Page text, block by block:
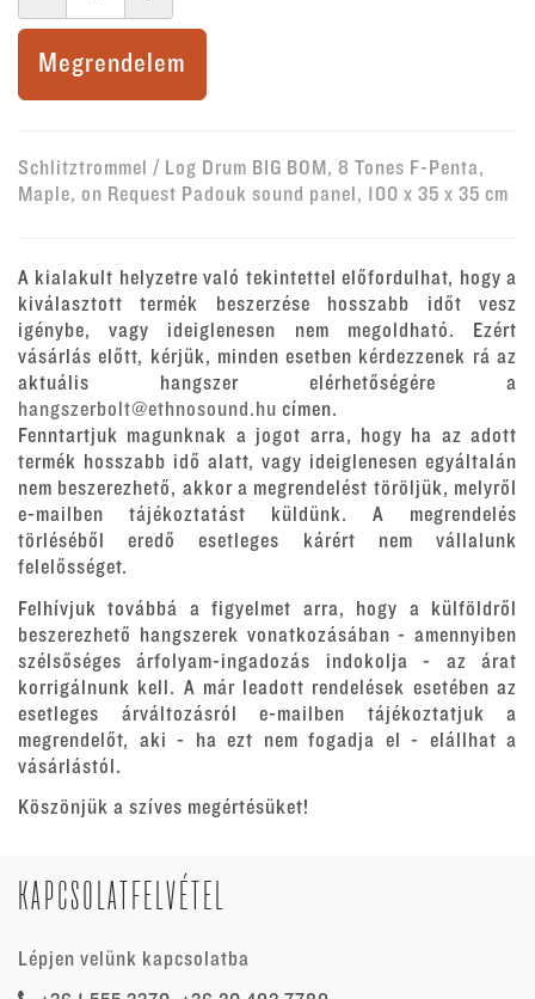
Megrendelem
Schlitztrommel / Log Drum BIG BOM, 8 Tones F-Penta,
Maple, on Request Padouk sound panel, 100 x 35 x 35 cm
A kialakult helyzetre való tekintettel előfordulhat, hogy a
kiválasztott termék beszerzése hosszabb időt vesz
igénybe, vagy ideiglenesen nem megoldható. Ezért
vásárlás előtt, kérjük, minden esetben kérdezzenek rá az
aktuális hangszer elérhetőségére a
hangszerbolt@ethnosound.hu címen.
Fenntartjuk magunknak a jogot arra, hogy ha az adott
termék hosszabb idő alatt, vagy ideiglenesen egyáltalán
nem beszerezhető, akkor a megrendelést töröljük, melyről
e-mailben tájékoztatást küldünk. A megrendelés
törléséből eredő esetleges kárért nem vállalunk
felelősséget.
Felhívjuk továbbá a figyelmet arra, hogy a külföldről
beszerezhető hangszerek vonatkozásában - amennyiben
szélsőséges árfolyam-ingadozás indokolja - az árat
korrigálnunk kell. A már leadott rendelések esetében az
esetleges árváltozásról e-mailben tájékoztatjuk a
megrendelőt, aki - ha ezt nem fogadja el - elállhat a
vásárlástól.
Köszönjük a szíves megértésüket!
KAPCSOLATFELVÉTEL
Lépjen velünk kapcsolatba